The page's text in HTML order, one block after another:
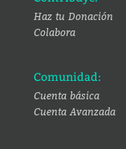
Haz tu Donación
Colabora
Comunidad:
Cuenta básica
Cuenta Avanzada